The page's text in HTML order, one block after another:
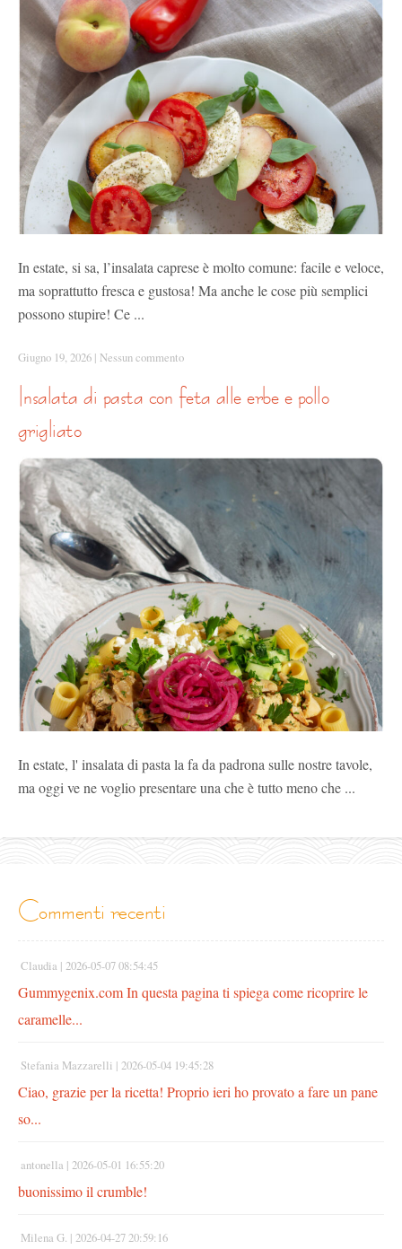
In estate, si sa, l’insalata caprese è molto comune: facile e veloce,
ma soprattutto fresca e gustosa! Ma anche le cose più semplici
possono stupire! Ce ...
Giugno 19, 2026 | Nessun commento
insalata di pasta con feta alle erbe e pollo
grigliato
In estate, l' insalata di pasta la fa da padrona sulle nostre tavole,
ma oggi ve ne voglio presentare una che è tutto meno che ...
commenti recenti
Claudia | 2026-05-07 08:54:45
Gummygenix.com In questa pagina ti spiega come ricoprire le
caramelle...
Stefania Mazzarelli | 2026-05-04 19:45:28
Ciao, grazie per la ricetta! Proprio ieri ho provato a fare un pane
so...
antonella | 2026-05-01 16:55:20
buonissimo il crumble!
Milena G. | 2026-04-27 20:59:16